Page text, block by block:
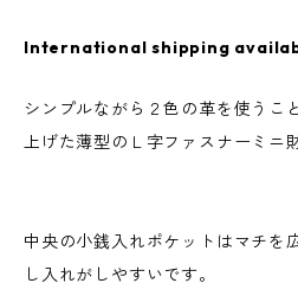
International shipping
シンプルながら２色の革を使うこ
上げた薄型のＬ字ファスナーミニ
中央の小銭入れポケットはマチを
し入れがしやすいです。